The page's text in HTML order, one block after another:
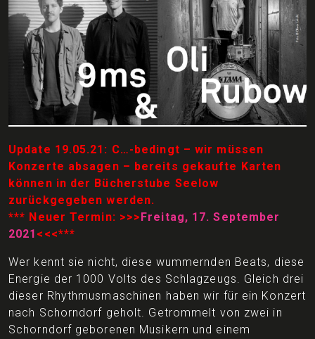
Update 19.05.21: C…-bedingt – wir müssen
Konzerte absagen – bereits gekaufte Karten
können in der Bücherstube Seelow
zurückgegeben werden.
*** Neuer Termin: >>>Freitag, 17. September
2021 <<<***
Wer kennt sie nicht, diese wummernden Beats, diese
Energie der 1000 Volts des Schlagzeugs. Gleich drei
dieser Rhythmusmaschinen haben wir für ein Konzert
nach Schorndorf geholt. Getrommelt von zwei in
Schorndorf geborenen Musikern und einem